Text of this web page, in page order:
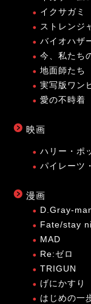
イクサガミ
ストレンジ
バイオハザ
今、私たち
地面師たち
実写版ワン
愛の不時着
映画
ハリー・ポ
パイレーツ
漫画
D.Gray-
Fate/stay
MAD
Re:ゼロ
TRIGUN
げにかすり
はじめの一